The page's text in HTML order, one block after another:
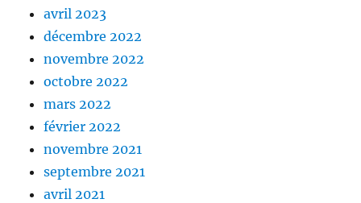
avril 2023
décembre 2022
novembre 2022
octobre 2022
mars 2022
février 2022
novembre 2021
septembre 2021
avril 2021